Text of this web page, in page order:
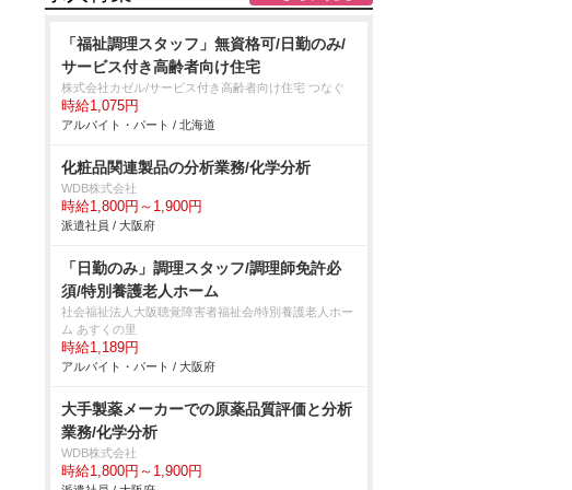
「福祉調理スタッフ」無資格可/日勤のみ/
サービス付き高齢者向け住宅
株式会社カゼル/サービス付き高齢者向け住宅 つなぐ
時給1,075円
アルバイト・パート / 北海道
化粧品関連製品の分析業務/化学分析
WDB株式会社
時給1,800円～1,900円
派遣社員 / 大阪府
「日勤のみ」調理スタッフ/調理師免許必
須/特別養護老人ホーム
社会福祉法人大阪聴覚障害者福祉会/特別養護老人ホー
ム あすくの里
時給1,189円
アルバイト・パート / 大阪府
大手製薬メーカーでの原薬品質評価と分析
業務/化学分析
WDB株式会社
時給1,800円～1,900円